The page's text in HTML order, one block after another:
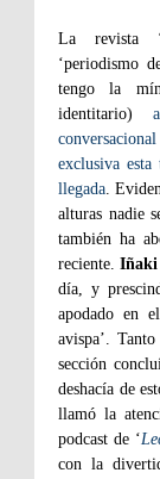
La revista
‘periodismo
tengo la
identitario)
exclusiva
llegada.
alturas nadie
también ha
reciente.Iñaki
día, y
apodado en
avispa’.
sección
deshacía de
llamó la
podcast de ‘
con la